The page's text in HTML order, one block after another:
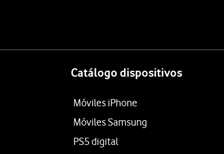
Catálogo dispositivos
Móviles iPhone
Móviles Samsung
PS5 digital